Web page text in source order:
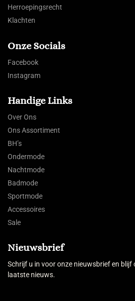
Herroepingsrecht
Klachten
Onze Socials
Facebook
Instagram
Handige Links
Over Ons
Ons Assortiment
BH’s
Ondermode
Nachtmode
Badmode
Sportmode
Accessoires
Sale
Nieuwsbrief
Schrijf u in voor onze nieuwsbrief en blijf
laatste nieuws.